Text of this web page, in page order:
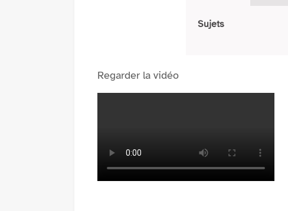
Sujets
Regarder la vidéo